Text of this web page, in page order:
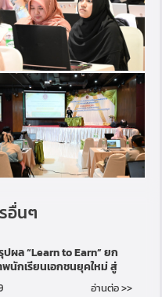
อื่นๆ
ปผล “Learn to Earn” ยก
นักเรียนเอกชนยุคใหม่ สู่
ะสร้างรายได้ระหว่างเรียน
อ่านต่อ >>